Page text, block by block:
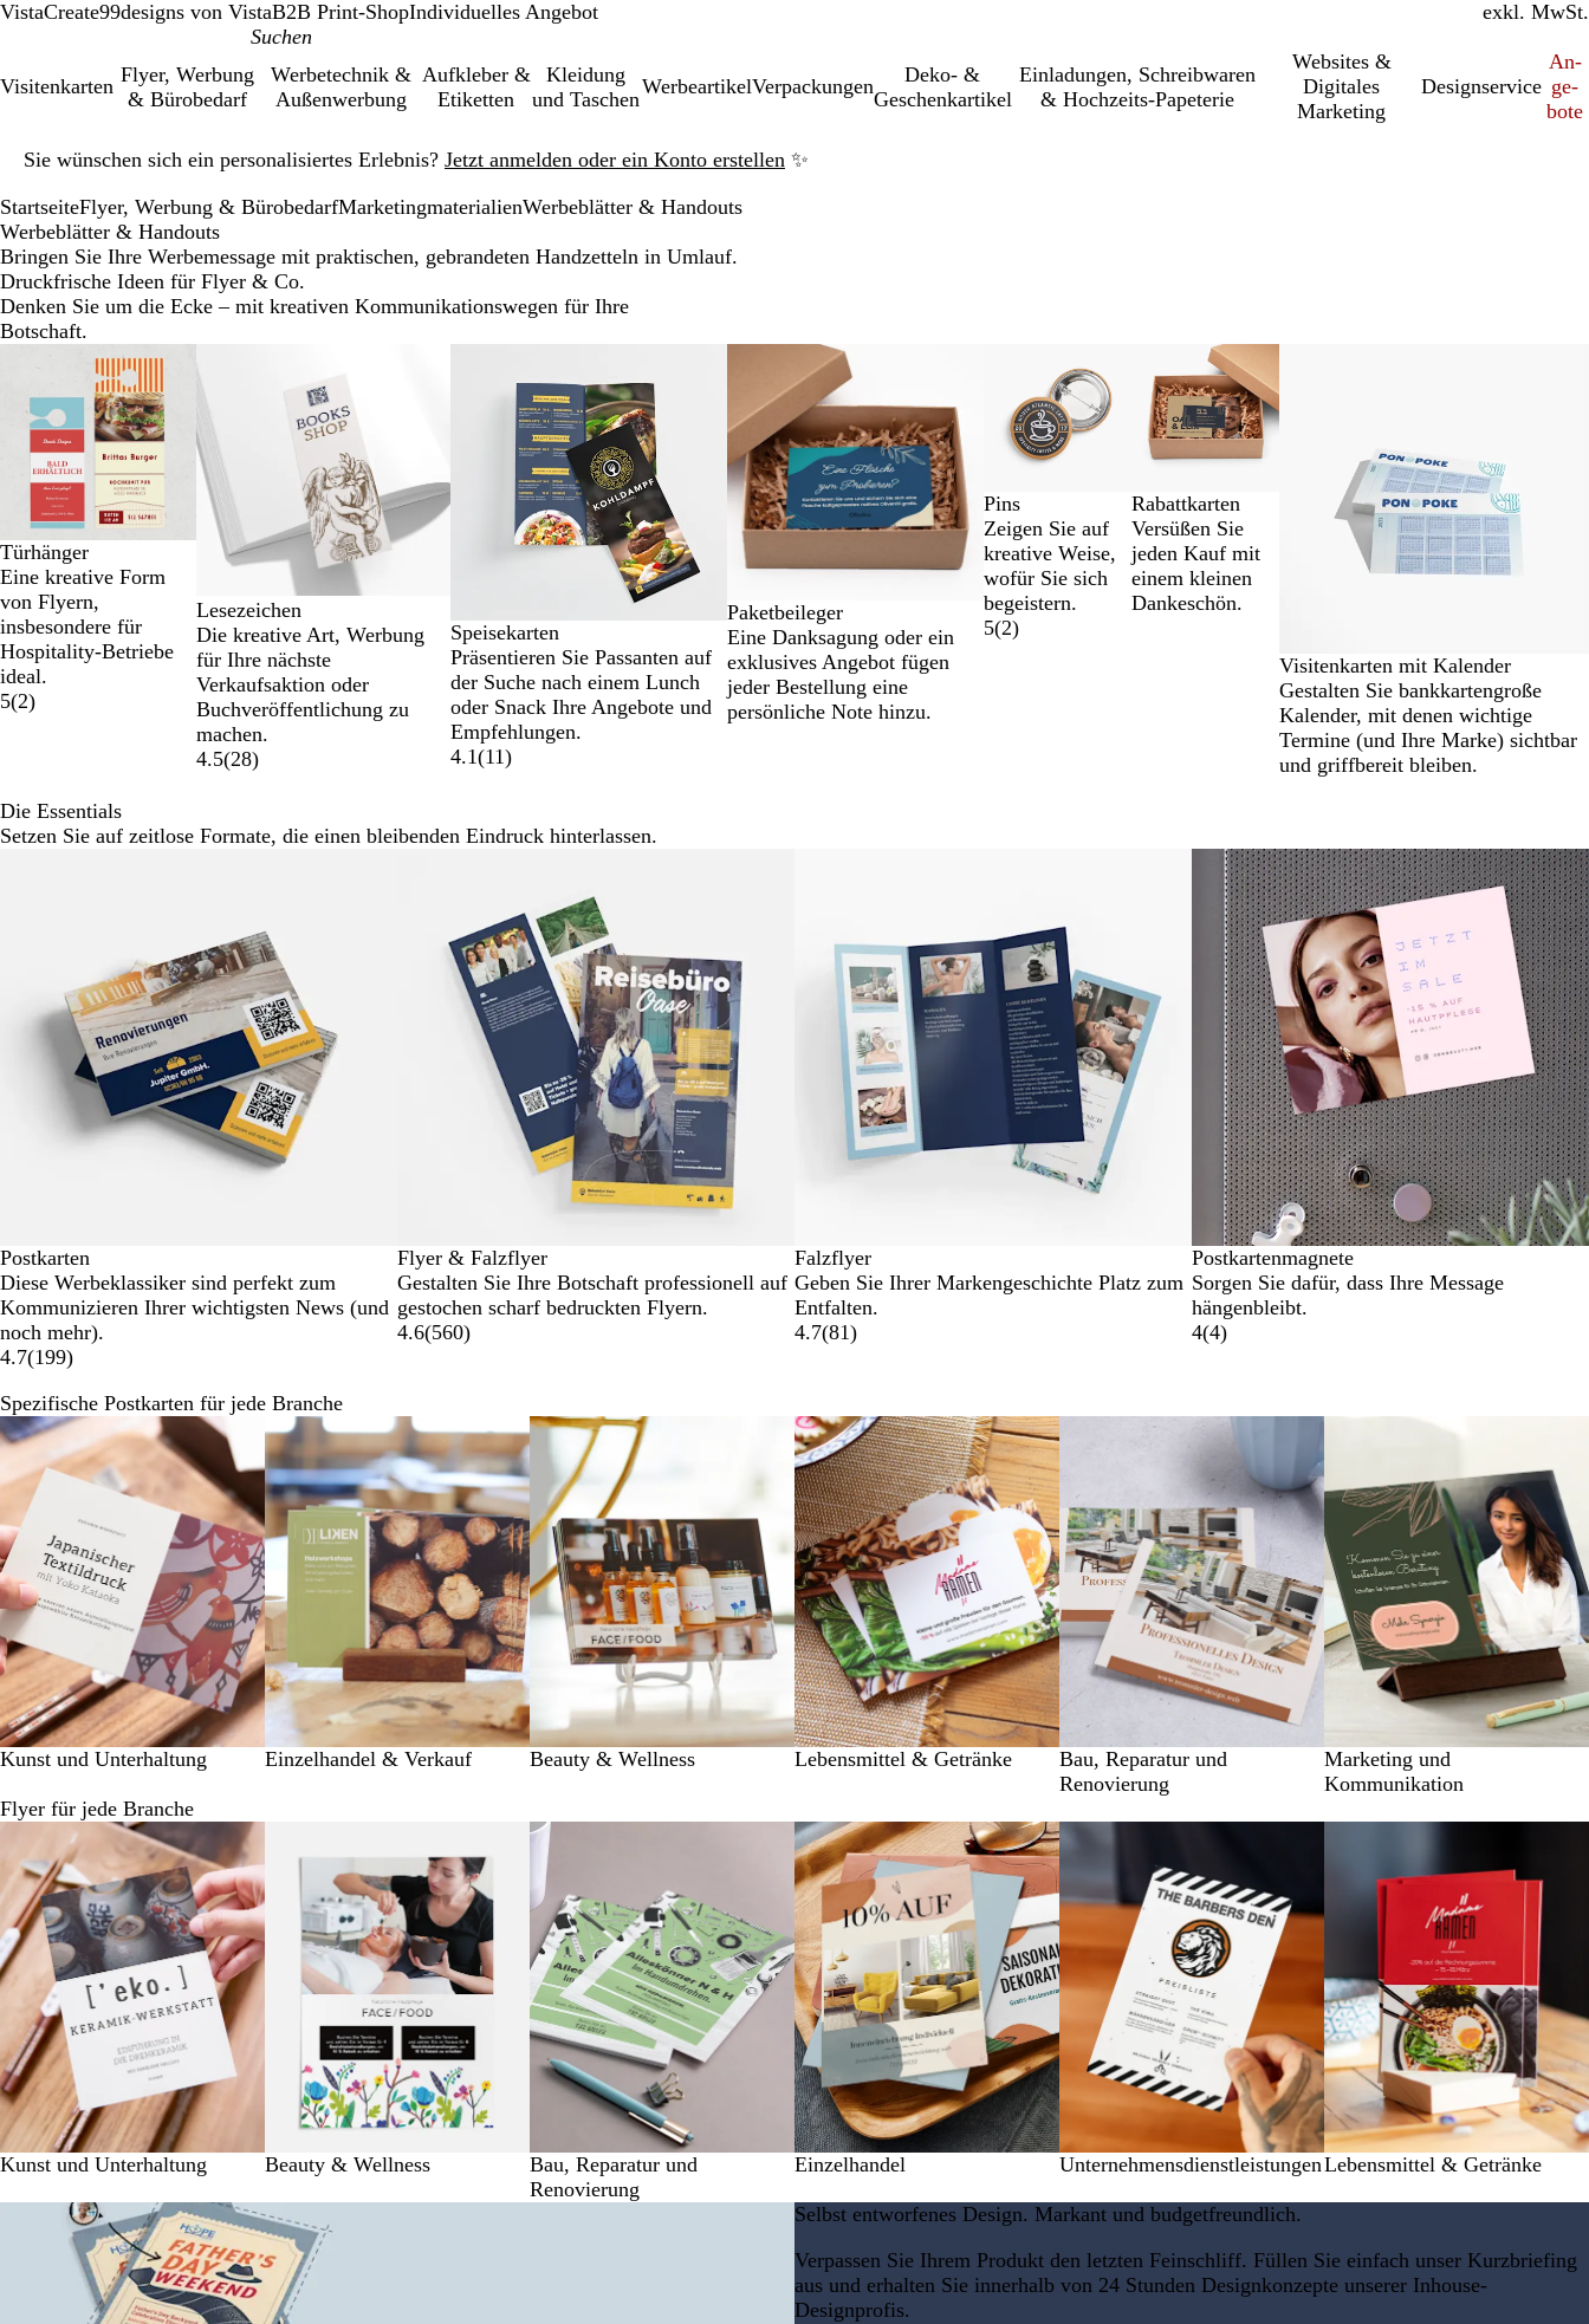
VistaCreate99designs von VistaB2B Print-ShopIndividuelles Angebot inkl. MwSt.
exkl. MwSt.
Visitenkarten
Flyer, Werbung
& Bürobedarf
Werbetechnik &
Außenwerbung
Aufkleber &
Etiketten
Kleidung
und Taschen
WerbeartikelVerpackungen
Deko- &
Geschenkartikel
Einl­a­dung­en, Schreib­wa­ren
& Hochzeits-Papeterie
Websites &
Digitales
Marketing
Designservice
An­­
ge­­
bo­­te
Sie wünschen sich ein personalisiertes Erlebnis? Jetzt anmelden oder ein Konto erstellen ✨
1
StartseiteFlyer, Werbung & BürobedarfMarketingmaterialienWerbeblätter & Handouts
Werbeblätter & Handouts
Bringen Sie Ihre Werbemessage mit praktischen, gebrandeten Handzetteln in Umlauf.
Druckfrische Ideen für Flyer & Co.
Denken Sie um die Ecke – mit kreativen Kommunikationswegen für Ihre
Botschaft.
Türhänger
Eine kreative Form
von Flyern,
insbesondere für
Hospitality-Betriebe
ideal.
5(2)
Lesezeichen
Die kreative Art, Werbung
für Ihre nächste
Verkaufsaktion oder
Buchveröffentlichung zu
machen.
4.5(28)
Speisekarten
Präsentieren Sie Passanten auf
der Suche nach einem Lunch
oder Snack Ihre Angebote und
Empfehlungen.
4.1(11)
Paketbeileger
Eine Danksagung oder ein
exklusives Angebot fügen
jeder Bestellung eine
persönliche Note hinzu.
Pins
Zeigen Sie auf
kreative Weise,
wofür Sie sich
begeistern.
5(2)
Rabattkarten
Versüßen Sie
jeden Kauf mit
einem kleinen
Dankeschön.
Visitenkarten mit Kalender
Gestalten Sie bankkartengroße
Kalender, mit denen wichtige
Termine (und Ihre Marke) sichtbar
und griffbereit bleiben.
Galeriebilder
von
Die Essentials
Setzen Sie auf zeitlose Formate, die einen bleibenden Eindruck hinterlassen.
Postkarten
Diese Werbeklassiker sind perfekt zum
Kommunizieren Ihrer wichtigsten News (und
noch mehr).
4.7(199)
Flyer & Falzflyer
Gestalten Sie Ihre Botschaft professionell auf
gestochen scharf bedruckten Flyern.
4.6(560)
Falzflyer
Geben Sie Ihrer Markengeschichte Platz zum
Entfalten.
4.7(81)
Postkartenmagnete
Sorgen Sie dafür, dass Ihre Message
hängenbleibt.
4(4)
Spezifische Postkarten für jede Branche
Kunst und Unterhaltung Einzelhandel & Verkauf Beauty & Wellness Lebensmittel & Getränke
Bau, Reparatur und
Renovierung
Marketing und
Kommunikation
Galeriebilder
1
bis
von
6
Flyer für jede Branche
Kunst und Unterhaltung Beauty & Wellness
Bau, Reparatur und
Renovierung
Einzelhandel UnternehmensdienstleistungenLebensmittel & Getränke
Galeriebilder
1
bis
6
von
6
Selbst entworfenes Design. Markant und budgetfreundlich.
Verpassen Sie Ihrem Produkt den letzten Feinschliff. Füllen Sie einfach unser Kurzbriefing
aus und erhalten Sie innerhalb von 24 Stunden Designkonzepte unserer Inhouse-
Designprofis.